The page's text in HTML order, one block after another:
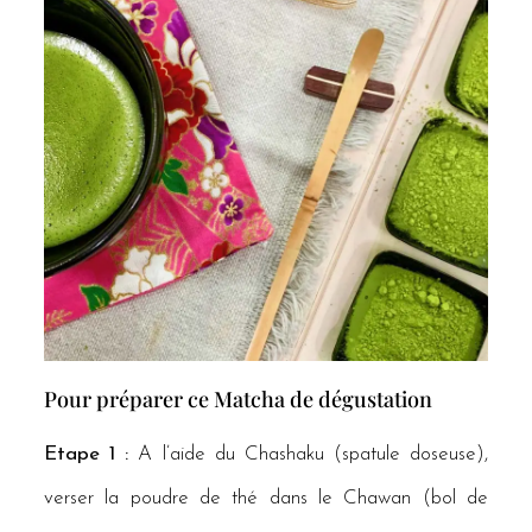
Pour préparer ce Matcha de dégustation
Etape 1 : A l’aide du Chashaku (spatule doseuse),
verser la poudre de thé dans le Chawan (bol de